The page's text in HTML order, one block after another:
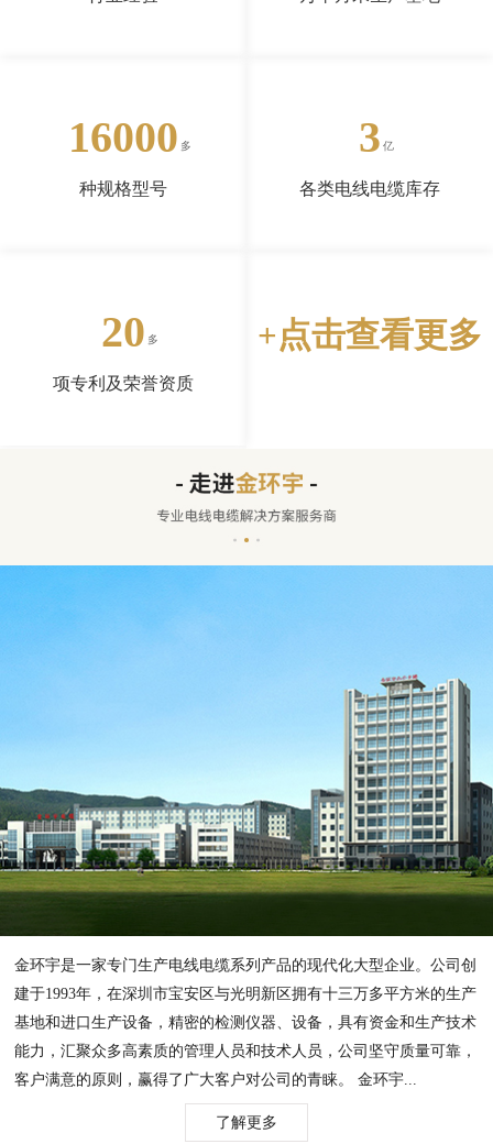
16000
种规格型号
3
各类电线电缆库存
20
项专利及荣誉资质
+点击查看更多
金环宇是一家专门生产电线电缆系列产品的现代化大型企业。公司创
建于1993年，在深圳市宝安区与光明新区拥有十三万多平方米的生产
基地和进口生产设备，精密的检测仪器、设备，具有资金和生产技术
能力，汇聚众多高素质的管理人员和技术人员，公司坚守质量可靠，
客户满意的原则，赢得了广大客户对公司的青睐。 金环宇...
了解更多